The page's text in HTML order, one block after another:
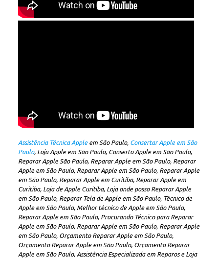
Assistência Técnica Appleem São Paulo, Consertar Apple em São
Paulo, Loja Apple em São Paulo, Conserto Apple em São Paulo,
Reparar Apple São Paulo, Reparar Apple em São Paulo, Reparar
Apple em São Paulo, Reparar Apple em São Paulo, Reparar Apple
em São Paulo, Reparar Apple em Curitiba, Reparar Apple em
Curitiba, Loja de Apple Curitiba, Loja onde posso Reparar Apple
em São Paulo, Reparar Tela de Apple em São Paulo, Técnico de
Apple em São Paulo, Melhor técnico de Apple em São Paulo,
Reparar Apple em São Paulo, Procurando Técnico para Reparar
Apple em São Paulo, Reparar Apple em São Paulo, Reparar Apple
em São Paulo, Orçamento Reparar Apple em São Paulo,
Orçamento Reparar Apple em São Paulo, Orçamento Reparar
Apple em São Paulo, Assistência Especializada em Reparos e Loja